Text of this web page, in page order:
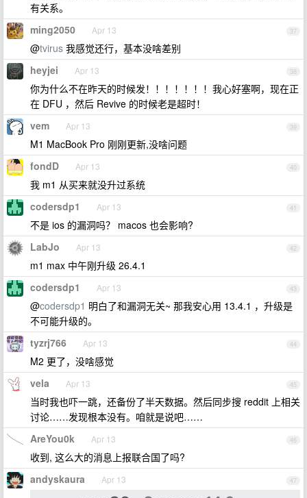
有关系。
37
ming2050 Apr 13
@tvirus 我感觉还行，基本没啥差别
38
heyjei Apr 13
你为什么不在昨天的时候发！！！！！！！我心好塞啊，现在正
在 DFU ，然后 Revive 的时候老是超时！
39
vem Apr 13
M1 MacBook Pro 刚刚更新,没啥问题
40
fondD Apr 13
我 m1 从买来就没升过系统
41
codersdp1 Apr 13
不是 ios 的漏洞吗？ macos 也会影响?
42
LabJo Apr 13
m1 max 中午刚升级 26.4.1
43
codersdp1 Apr 13
@codersdp1 明白了和漏洞无关~ 那我安心用 13.4.1 ，升级是
不可能升级的。
44
tyzrj766 Apr 13
M2 更了，没啥感觉
45
vela Apr 13
当时我也吓一跳，还备份了半天数据。然后同步搜 reddit 上相关
讨论……发现根本没有。咱就是说吧……
46
AreYou0k Apr 13
收到, 这么大的消息上报联合国了吗?
47
andyskaura Apr 13